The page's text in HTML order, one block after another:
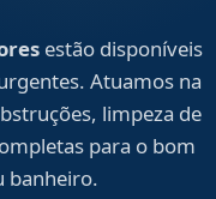
estão disponíveis
Atuamos na
limpeza de
para o bom
banheiro.